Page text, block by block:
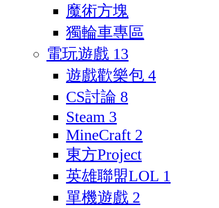
魔術方塊
獨輪車專區
電玩遊戲 13
遊戲歡樂包 4
CS討論 8
Steam 3
MineCraft 2
東方Project
英雄聯盟LOL 1
單機遊戲 2